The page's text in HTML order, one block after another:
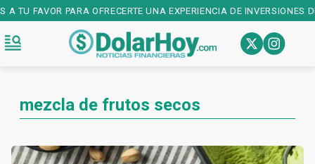
FAVOR PARA OFRECERTE UNA EXPERIENCIA DE INVERSIONES
mezcla de frutos secos